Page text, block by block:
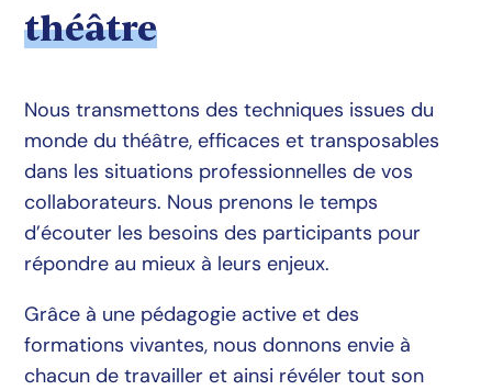
théâtre
Nous transmettons des techniques issues du
monde du théâtre, efficaces et transposables
dans les situations professionnelles de vos
collaborateurs. Nous prenons le temps
d’écouter les besoins des participants pour
répondre au mieux à leurs enjeux.
Grâce à une pédagogie active et des
formations vivantes, nous donnons envie à
chacun de travailler et ainsi révéler tout son